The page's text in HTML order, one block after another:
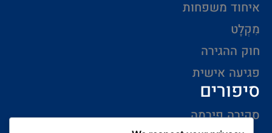
איחוד משפחות
מִקְלָט
חוק ההגירה
פגיעה אישית
סיפורים
סקירה פירמה